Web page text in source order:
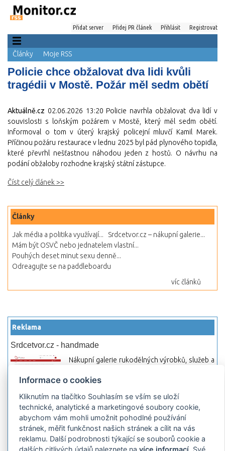
Přidat server Přidej PR článek Přihlásit Registrovat
Články Moje RSS
Policie chce obžalovat dva lidi kvůli
tragédii v Mostě. Požár měl sedm obětí
Aktuálně.cz 02.06.2026 13:20 Policie navrhla obžalovat dva lidí v
souvislosti s loňským požárem v Mostě, který měl sedm obětí.
Informoval o tom v úterý krajský policejní mluvčí Kamil Marek.
Příčinou požáru restaurace v lednu 2025 byl pád plynového topidla,
které převrhl nešťastnou náhodou jeden z hostů. O návrhu na
podání obžaloby rozhodne krajský státní zástupce.
Číst celý článek >>
Články
Jak média a politika využívají...
Srdcetvor.cz – nákupní galerie...
Mám být OSVČ nebo jednatelem vlastní...
Pouhých deset minut sexu denně...
Odreagujte se na paddleboardu
víc článků
Reklama
Srdcetvor.cz - handmade
Nákupní galerie rukodělných výrobků, služeb a
začít prodávat nebo jen nakupovat.
Hledej-hosting.cz - webhosting, VPS
hosting
Přehled webhostingových, multihosting a VPS
hosting programů s možností jejich
pokročilého vyhledávání a porovnávání.
Informace o cookies
Kliknutím na tlačítko Souhlasím se vším se uloží
technické, analytické a marketingové soubory cookie,
abychom vám mohli umožnit pohodlné používání
stránek, měřit funkčnost našich stránek a cílit na vás
reklamu. Další podrobnosti týkající se souborů cookie a
dalších citlivých údajů naleznete navíce informací . Své